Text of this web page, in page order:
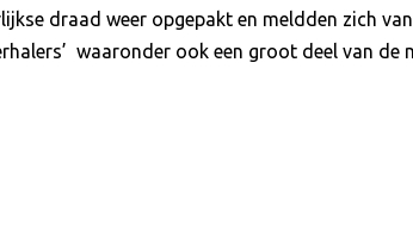
draad weer opgepakt en meldden zich
waaronder ook een groot deel van de